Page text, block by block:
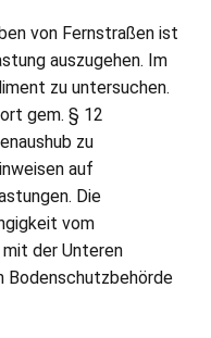
von Fernstraßen ist
auszugehen. Im
zu untersuchen.
gem. § 12
zu
auf
Die
vom
der Unteren
Bodenschutzbehörde